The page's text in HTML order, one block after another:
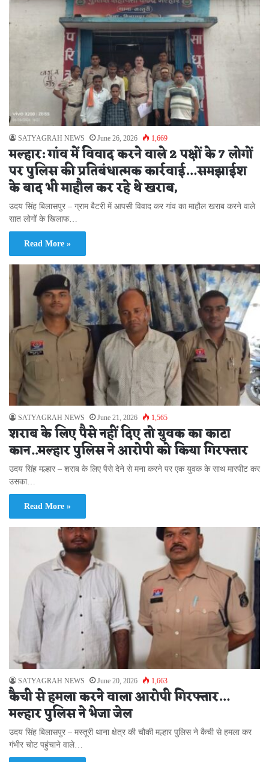
SATYAGRAH NEWS June 26, 2026 1,669
मल्हार: गांव में विवाद करने वाले 2 पक्षों के 7 लोगों
पर पुलिस की प्रतिबंधात्मक कार्रवाई…समझाईश
के बाद भी माहौल कर रहे थे खराब,
उदय सिंह बिलासपुर – ग्राम बैटरी में आपसी विवाद कर गांव का माहौल खराब करने वाले
सात लोगों के खिलाफ…
Read More »
SATYAGRAH NEWS June 21, 2026 1,565
शराब के लिए पैसे नहीं दिए तो युवक का काटा
कान..मल्हार पुलिस ने आरोपी को किया गिरफ्तार
उदय सिंह मल्हार – शराब के लिए पैसे देने से मना करने पर एक युवक के साथ मारपीट कर
उसका…
Read More »
SATYAGRAH NEWS June 20, 2026 1,663
कैची से हमला करने वाला आरोपी गिरफ्तार…
मल्हार पुलिस ने भेजा जेल
उदय सिंह बिलासपुर – मस्तूरी थाना क्षेत्र की चौकी मल्हार पुलिस ने कैची से हमला कर
गंभीर चोट पहुंचाने वाले…